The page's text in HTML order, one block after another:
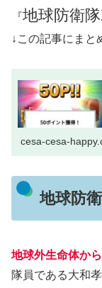
『地球防衛
↓この記事にまと
cesa-cesa-
地球防
地球外生命体か
隊員である大和